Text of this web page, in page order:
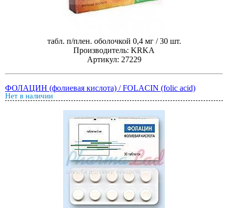
табл. п/плен. оболочкой 0,4 мг / 30 шт.
Производитель: KRKA
Артикул: 27229
ФОЛАЦИН (фолиевая кислота) / FOLACIN (folic acid)
Нет в наличии